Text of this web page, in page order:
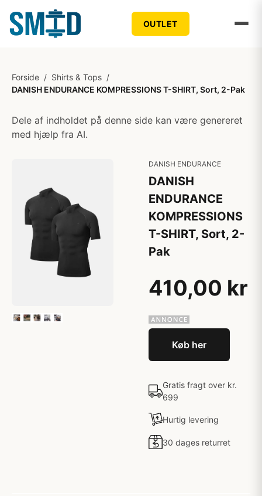
OUTLET
Forside / Shirts & Tops /
DANISH ENDURANCE KOMPRESSIONS T-SHIRT, Sort, 2-Pak
Dele af indholdet på denne side kan være genereret
med hjælp fra AI.
DANISH ENDURANCE
DANISH
ENDURANCE
KOMPRESSIONS
T-SHIRT, Sort, 2-
Pak
410,00 kr
Køb her
Gratis fragt over kr.
699
Hurtig levering
30 dages returret